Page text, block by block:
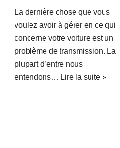
La dernière chose que vous
voulez avoir à gérer en ce qui
concerne votre voiture est un
problème de transmission. La
plupart d’entre nous
entendons… Lire la suite »